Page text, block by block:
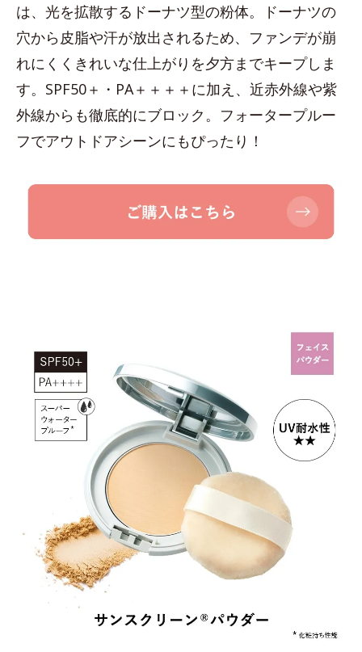
は、光を拡散するドーナツ型の粉体。ドーナツの
穴から皮脂や汗が放出されるため、ファンデが崩
れにくくきれいな仕上がりを夕方までキープしま
す。SPF50＋・PA＋＋＋＋に加え、近赤外線や紫
外線からも徹底的にブロック。フォータープルー
フでアウトドアシーンにもぴったり！